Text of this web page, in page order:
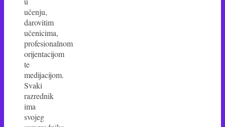
učenju,
darovitim
učenicima,
profesionalnom
orijentacijom
te
medijacijom.
Svaki
razrednik
ima
svojeg